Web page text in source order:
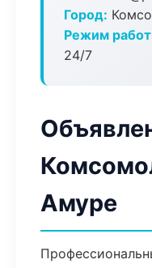
Город:
Режим
24/7
Амуре